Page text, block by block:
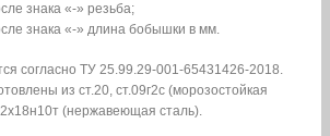
знака «-» резьба;
знака «-» длина бобышки в мм.
согласно ТУ 25.99.29-001-65431426-2018.
из ст.20, ст.09г2с (морозостойкая
(нержавеющая сталь).